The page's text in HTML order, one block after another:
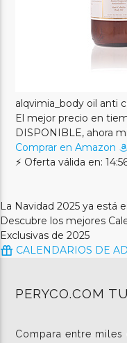
alqvimia_body oil anti
El mejor precio en
DISPONIBLE, ahora
Comprar en Amazon
⚡ Oferta válida en:
La Navidad 2025 ya está
Descubre los mejores
Exclusivas de 2025
CALENDARIOS DE
PERYCO.COM
Compara entre